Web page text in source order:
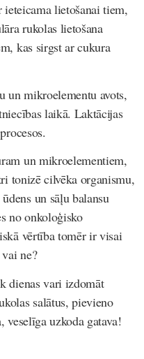
lietošanai tiem,
rukolas lietošana
kas sirgst ar cukura
un mikroelementu avots,
laikā. Laktācijas
un mikroelementiem,
tonizē cilvēka organismu,
un sāļu balansu
no onkoloģisko
vērtība tomēr ir visai
ne?
dienas vari izdomāt
salātus, pievieno
uzkoda gatava!